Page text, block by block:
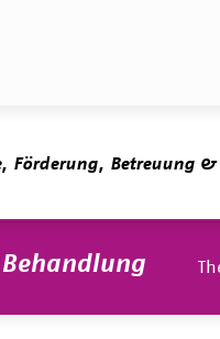
Förderung, Betreuung &